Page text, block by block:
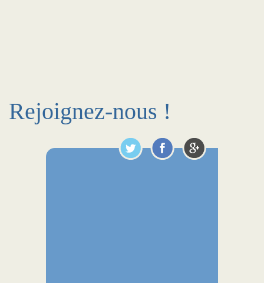
Rejoignez-nous !